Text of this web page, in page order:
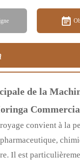
de la
convient à la
Il est